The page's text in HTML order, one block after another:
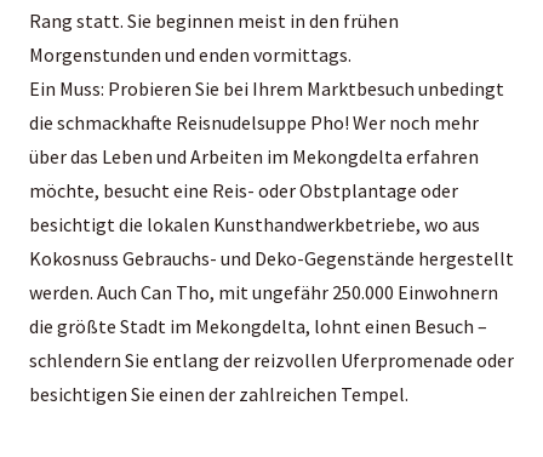
Rang statt. Sie beginnen meist in den frühen
Morgenstunden und enden vormittags.
Ein Muss: Probieren Sie bei Ihrem Marktbesuch unbedingt
die schmackhafte Reisnudelsuppe Pho! Wer noch mehr
über das Leben und Arbeiten im Mekongdelta erfahren
möchte, besucht eine Reis- oder Obstplantage oder
besichtigt die lokalen Kunsthandwerkbetriebe, wo aus
Kokosnuss Gebrauchs- und Deko-Gegenstände hergestellt
werden. Auch Can Tho, mit ungefähr 250.000 Einwohnern
die größte Stadt im Mekongdelta, lohnt einen Besuch –
schlendern Sie entlang der reizvollen Uferpromenade oder
besichtigen Sie einen der zahlreichen Tempel.